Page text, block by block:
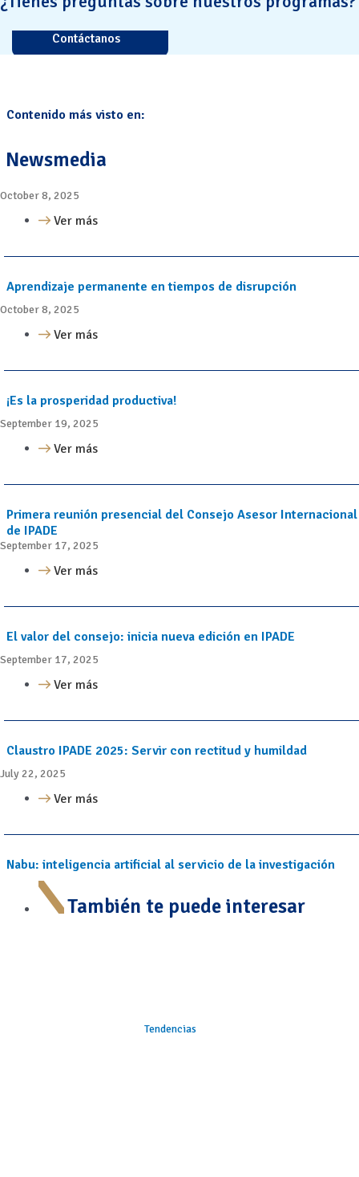
Contáctanos
Contenido más visto en:
Newsmedia
October 8, 2025
Ver más
Aprendizaje permanente en tiempos de disrupción
October 8, 2025
Ver más
¡Es la prosperidad productiva!
September 19, 2025
Ver más
Primera reunión presencial del Consejo Asesor Internacional
de IPADE
September 17, 2025
Ver más
El valor del consejo: inicia nueva edición en IPADE
September 17, 2025
Ver más
Claustro IPADE 2025: Servir con rectitud y humildad
July 22, 2025
Ver más
Nabu: inteligencia artificial al servicio de la investigación
También te puede interesar
Tendencias